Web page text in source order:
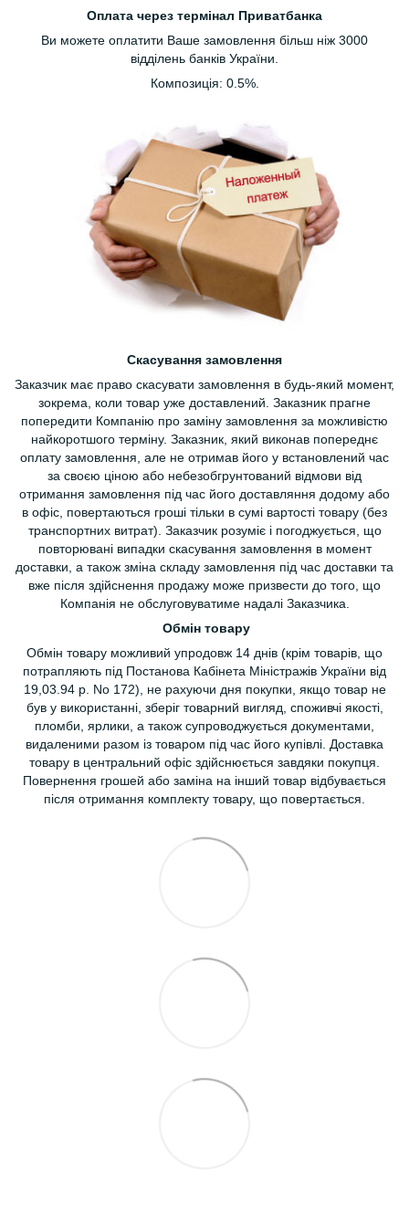
Оплата через термінал Приватбанка
Ви можете оплатити Ваше замовлення більш ніж 3000
відділень банків України.
Композиція: 0.5%.
Скасування замовлення
Заказчик має право скасувати замовлення в будь-який момент,
зокрема, коли товар уже доставлений. Заказник прагне
попередити Компанію про заміну замовлення за можливістю
найкоротшого терміну. Заказник, який виконав попереднє
оплату замовлення, але не отримав його у встановлений час
за своєю ціною або небезобгрунтований відмови від
отримання замовлення під час його доставляння додому або
в офіс, повертаються гроші тільки в сумі вартості товару (без
транспортних витрат). Заказчик розуміє і погоджується, що
повторювані випадки скасування замовлення в момент
доставки, а також зміна складу замовлення під час доставки та
вже після здійснення продажу може призвести до того, що
Компанія не обслуговуватиме надалі Заказчика.
Обмін товару
Обмін товару можливий упродовж 14 днів (крім товарів, що
потрапляють під Постанова Кабінета Міністражів України від
19,03.94 р. No 172), не рахуючи дня покупки, якщо товар не
був у використанні, зберіг товарний вигляд, споживчі якості,
пломби, ярлики, а також супроводжується документами,
видаленими разом із товаром під час його купівлі. Доставка
товару в центральний офіс здійснюється завдяки покупця.
Повернення грошей або заміна на інший товар відбувається
після отримання комплекту товару, що повертається.